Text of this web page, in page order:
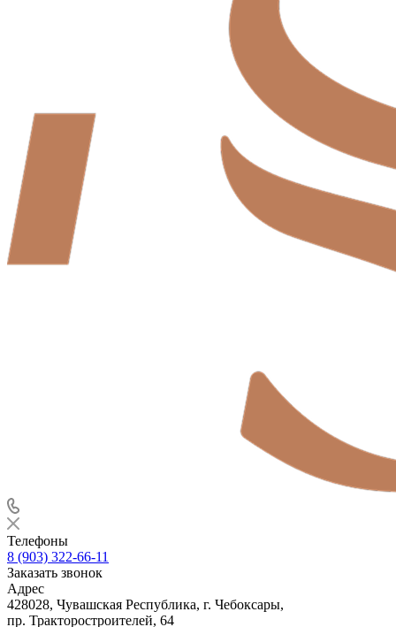
Телефоны
8 (903) 322-66-11
Заказать звонок
Адрес
428028, Чувашская Республика, г. Чебоксары,
пр. Тракторостроителей, 64